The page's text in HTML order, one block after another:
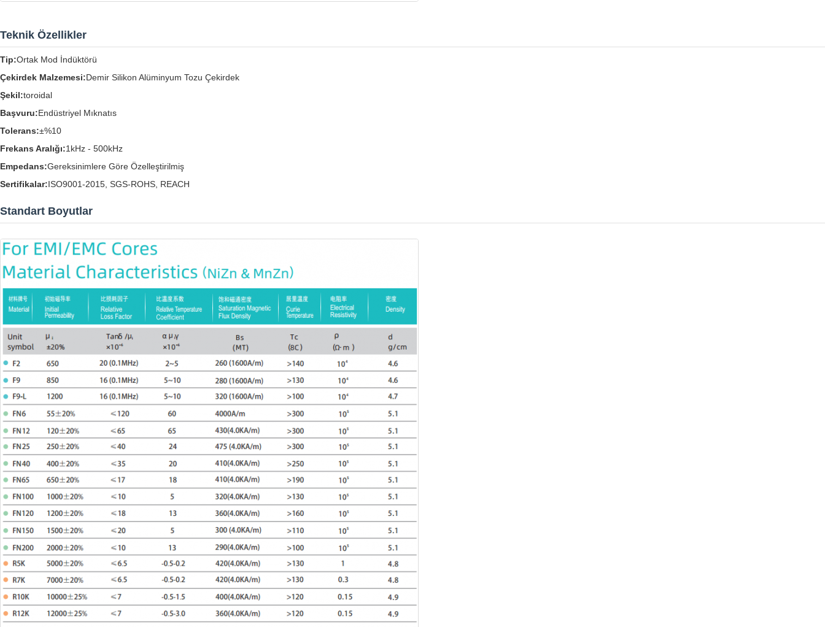
Teknik Özellikler
Tip:Ortak Mod İndüktörü
Çekirdek Malzemesi:Demir Silikon Alüminyum Tozu Çekirdek
Şekil:toroidal
Başvuru:Endüstriyel Mıknatıs
Tolerans:±%10
Frekans Aralığı:1kHz - 500kHz
Empedans:Gereksinimlere Göre Özelleştirilmiş
Sertifikalar:ISO9001-2015, SGS-ROHS, REACH
Standart Boyutlar